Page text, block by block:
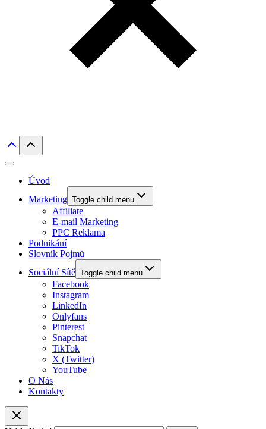
Úvod
Marketing Toggle child menu
Affiliate
E-mail Marketing
PPC Reklama
Podnikání
Slovník Pojmů
Sociální Sítě Toggle child menu
Facebook
Instagram
LinkedIn
Onlyfans
Pinterest
Snapchat
TikTok
X (Twitter)
YouTube
O Nás
Kontakty